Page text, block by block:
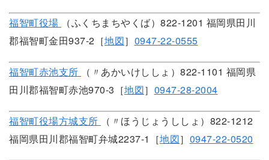
福智町役場
（ふくちまちやくば）822-1201 福岡県田川
郡福智町金田937-2［地図］ 0947-22-0555
福智町赤池支所
（〃あかいけししょ）822-1101 福岡県
田川郡福智町赤池970-3［地図］ 0947-28-2004
福智町役場方城支所
（〃ほうじょうししょ）822-1212
福岡県田川郡福智町弁城2237-1［地図］ 0947-22-0520